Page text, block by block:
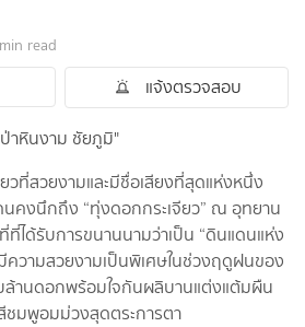
read
แจ้งตรวจสอบ
ที่สวยงามและมีชื่อเสียงที่สุดแห่งหนึ่ง
คงนึกถึง “ทุ่งดอกกระเจียว” ณ อุทยาน
ได้รับการขนานนามว่าเป็น “ดินแดนแห่ง
ความสวยงามเป็นพิเศษในช่วงฤดูฝนของ
ล้านดอกพร้อมใจกันผลิบานแต่งแต้มผืน
ชมพูอมม่วงสุดตระการตา